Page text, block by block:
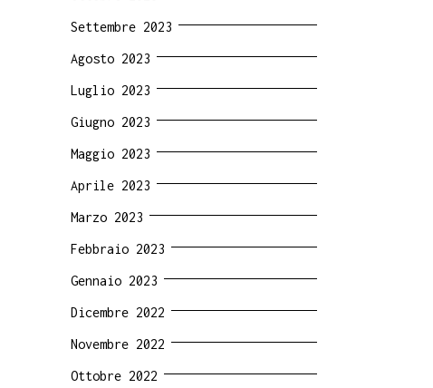
Settembre 2023
Agosto 2023
Luglio 2023
Giugno 2023
Maggio 2023
Aprile 2023
Marzo 2023
Febbraio 2023
Gennaio 2023
Dicembre 2022
Novembre 2022
Ottobre 2022